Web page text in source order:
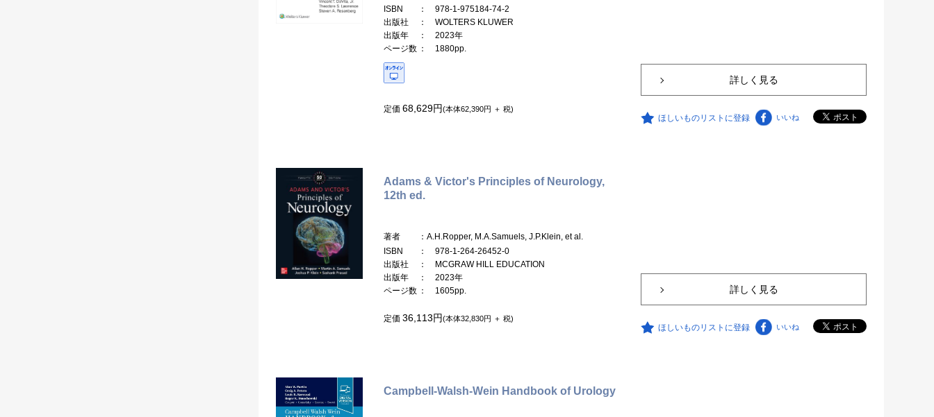
ISBN
： 978-1-975184-74-2
出版社
： WOLTERS KLUWER
出版年
： 2023年
ページ数 ： 1880pp.
定価 68,629円(本体62,390円 ＋ 税)
詳しく見る
ほしいものリストに登録 いいね
Adams & Victor's Principles of Neurology,
12th ed.
著者
：A.H.Ropper, M.A.Samuels, J.P.Klein, et al.
ISBN
： 978-1-264-26452-0
出版社
： MCGRAW HILL EDUCATION
出版年
： 2023年
ページ数 ： 1605pp.
定価 36,113円(本体32,830円 ＋ 税)
詳しく見る
ほしいものリストに登録 いいね
Campbell-Walsh-Wein Handbook of Urology